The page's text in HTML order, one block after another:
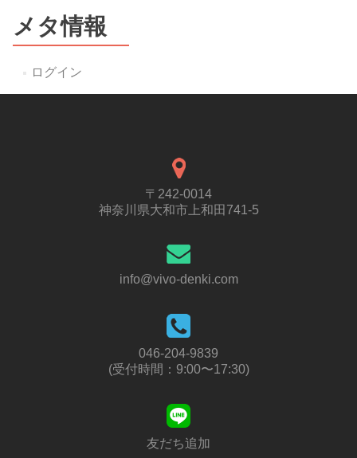
メタ情報
ログイン
〒242-0014
神奈川県大和市上和田741-5
info@vivo-denki.com
046-204-9839
(受付時間：9:00〜17:30)
友だち追加